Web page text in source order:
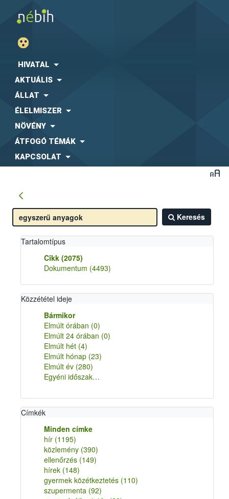
HIVATAL
AKTUÁLIS
ÁLLAT
ÉLELMISZER
NÖVÉNY
ÁTFOGÓ TÉMÁK
KAPCSOLAT
Keresés
Tartalomtípus
Cikk (2075)
Dokumentum (4493)
Közzététel ideje
Bármikor
Elmúlt órában (0)
Elmúlt 24 órában (0)
Elmúlt hét (4)
Elmúlt hónap (23)
Elmúlt év (280)
Egyéni időszak…
Címkék
Minden címke
hír (1195)
közlemény (390)
ellenőrzés (149)
hírek (148)
gyermek közétkeztetés (110)
szupermenta (92)